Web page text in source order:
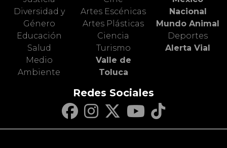
Diversidad y
Género
Educación
Salud
Medio
Ambiente
Artes Escénicas
Artes Plásticas
Ciencia
Turismo
Valle de
Toluca
Nacional
Mundo Animal
Deportes
Alerta Vial
Redes Sociales